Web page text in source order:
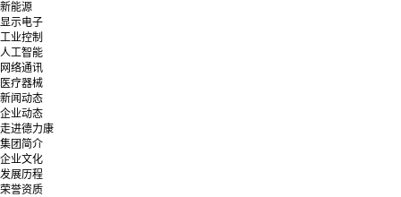
新能源
显示电子
工业控制
人工智能
网络通讯
医疗器械
新闻动态
企业动态
走进德力康
集团简介
企业文化
发展历程
荣誉资质